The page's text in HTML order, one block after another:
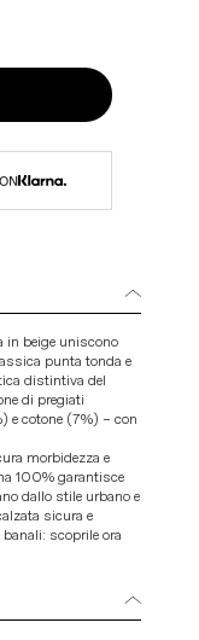
in beige uniscono
punta tonda e
distintiva del
di pregiati
e cotone (7%) – con
morbidezza e
100% garantisce
dallo stile urbano e
sicura e
scoprile ora